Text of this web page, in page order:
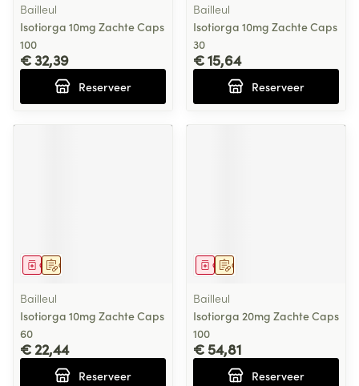
Bailleul
Isotiorga 10mg Zachte Caps
100
€ 32,39
Reserveer
Bailleul
Isotiorga 10mg Zachte Caps
30
€ 15,64
Reserveer
Op voorschrift
Geneesmiddel
Bailleul
Isotiorga 10mg Zachte Caps
60
€ 22,44
Reserveer
Op voorschrift
Geneesmiddel
Bailleul
Isotiorga 20mg Zachte Caps
100
€ 54,81
Reserveer